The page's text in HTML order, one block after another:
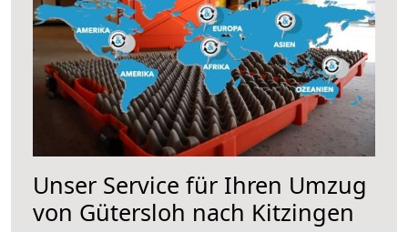
Unser Service für Ihren Umzug
von Gütersloh nach Kitzingen